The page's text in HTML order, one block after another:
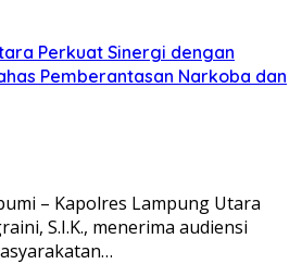
Perkuat Sinergi dengan
Pemberantasan Narkoba dan
– Kapolres Lampung Utara
S.I.K., menerima audiensi